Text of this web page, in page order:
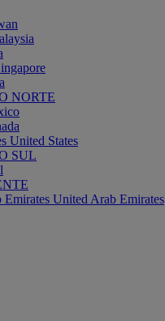
NORTE
United States
SUL
United Arab Emirates